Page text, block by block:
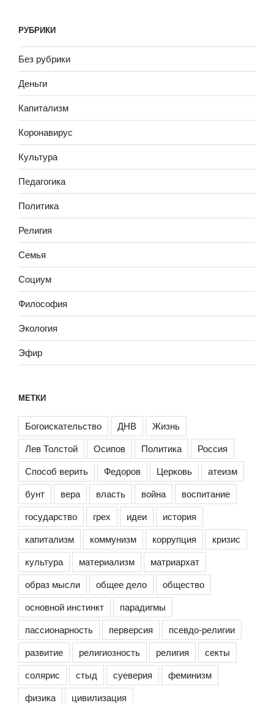
РУБРИКИ
Без рубрики
Деньги
Капитализм
Коронавирус
Культура
Педагогика
Политика
Религия
Семья
Социум
Философия
Экология
Эфир
МЕТКИ
Богоискательство ДНВ
Жизнь
Лев Толстой
Осипов Политика
Россия
Способ верить
Федоров Церковь
атеизм
бунт
вера власть война
воспитание
государство
грех идеи
история
капитализм
коммунизм коррупция
кризис
культура
материализм
матриархат
образ мысли
общее дело
общество
основной инстинкт
парадигмы
пассионарность
перверсия
псевдо-религии
развитие
религиозность религия
секты
солярис
стыд суеверия
феминизм
физика
цивилизация